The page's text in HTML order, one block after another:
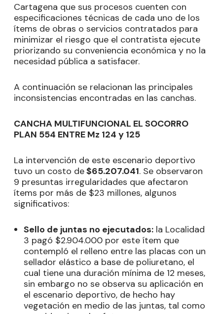
Cartagena que sus procesos cuenten con
especificaciones técnicas de cada uno de los
ítems de obras o servicios contratados para
minimizar el riesgo que el contratista ejecute
priorizando su conveniencia económica y no la
necesidad pública a satisfacer.
A continuación se relacionan las principales
inconsistencias encontradas en las canchas.
CANCHA MULTIFUNCIONAL EL SOCORRO
PLAN 554 ENTRE Mz 124 y 125
La intervención de este escenario deportivo
tuvo un costo de$65.207.041. Se observaron
9 presuntas irregularidades que afectaron
ítems por más de $23 millones, algunos
significativos:
Sello de juntas no ejecutados: la Localidad
3 pagó $2.904.000 por este ítem que
contempló el relleno entre las placas con un
sellador elástico a base de poliuretano, el
cual tiene una duración mínima de 12 meses,
sin embargo no se observa su aplicación en
el escenario deportivo, de hecho hay
vegetación en medio de las juntas, tal como